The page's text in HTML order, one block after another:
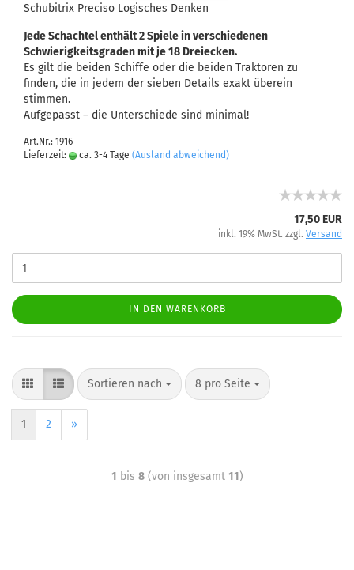
Schubitrix Preciso Logisches Denken
Jede Schachtel enthält 2 Spiele in verschiedenen
Schwierigkeitsgraden mit je 18 Dreiecken.
Es gilt die beiden Schiffe oder die beiden Traktoren zu
finden, die in jedem der sieben Details exakt überein
stimmen.
Aufgepasst – die Unterschiede sind minimal!
Art.Nr.: 1916
Lieferzeit:
ca. 3-4 Tage (Ausland abweichend)
17,50 EUR
inkl. 19% MwSt. zzgl. Versand
IN DEN WARENKORB
Sortieren nach 8 pro Seite
1 2 »
1 bis 8(von insgesamt 11)